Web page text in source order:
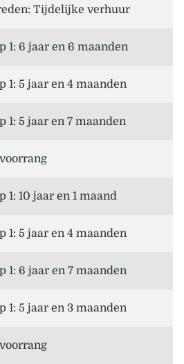
Tijdelijke verhuur
1: 6 jaar en 6 maanden
5 jaar en 4 maanden
5 jaar en 7 maanden
10 jaar en 1 maand
5 jaar en 4 maanden
6 jaar en 7 maanden
5 jaar en 3 maanden